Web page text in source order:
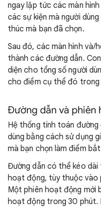
ngay lập tức các màn
các sự kiện mà người
thúc mà bạn đã chọn.
Sau đó, các màn hình và/
thành các đường dẫn.
diện cho tổng số người
cho điểm cụ thể đó trong
Đường dẫn và phiên
Hệ thống tính toán đường
dùng bằng cách sử dụng
mà bạn chọn làm điểm
Đường dẫn có thể kéo
hoạt động, tùy thuộc vào
Một phiên hoạt động mới
hoạt động trong 30 phút.